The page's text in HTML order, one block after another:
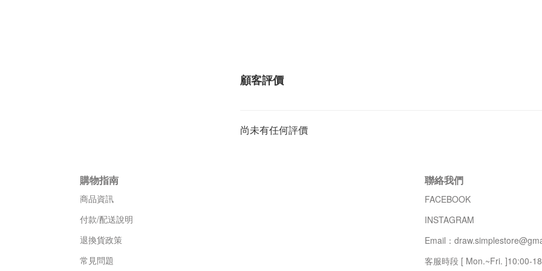
顧客評價
尚未有任何評價
購物指南
商品資訊
付款/配送說明
退換貨政策
常見問題
聯絡我們
FACEBOOK
INSTAGRAM
Email：
客服時段 [ Mon.~Fri. ]10:00-